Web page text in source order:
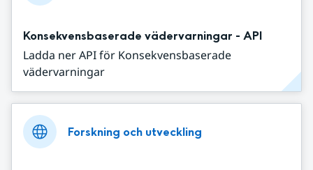
Konsekvensbaserade vädervarningar - API
Ladda ner API för Konsekvensbaserade
vädervarningar
Forskning och utveckling